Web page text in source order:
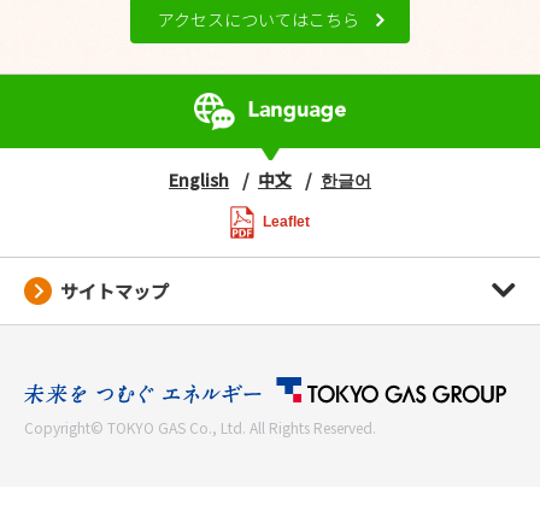
アクセスについてはこちら
English 中文 한글어
Leaflet
サイトマップ
Copyright© TOKYO GAS Co., Ltd. All Rights Reserved.